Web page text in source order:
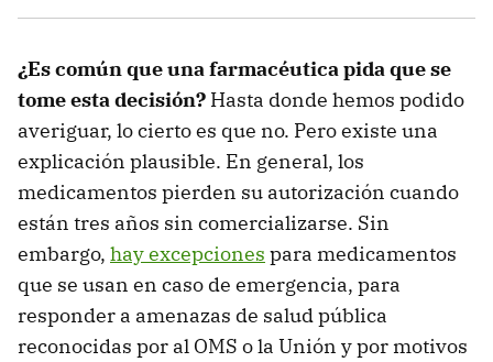
¿Es común que una farmacéutica pida que se
tome esta decisión? Hasta donde hemos podido
averiguar, lo cierto es que no. Pero existe una
explicación plausible. En general, los
medicamentos pierden su autorización cuando
están tres años sin comercializarse. Sin
embargo, hay excepciones para medicamentos
que se usan en caso de emergencia, para
responder a amenazas de salud pública
reconocidas por al OMS o la Unión y por motivos